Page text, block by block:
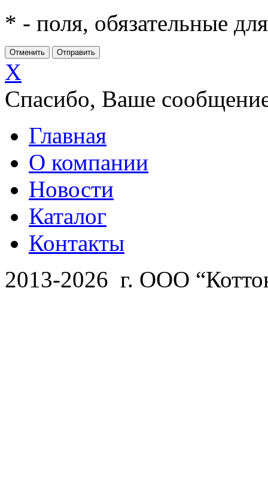
* - поля, обязательные
X
Спасибо, Ваше
Главная
О компании
Новости
Каталог
Контакты
2013-2026 г. ООО